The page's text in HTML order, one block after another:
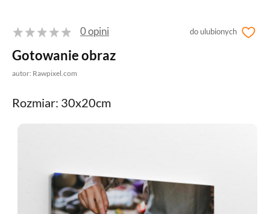
do ulubionych
0 opini
Gotowanie obraz
autor: Rawpixel.com
Rozmiar: 30x20cm